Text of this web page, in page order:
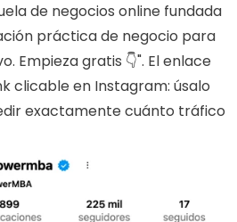
de negocios online fundada
práctica de negocio para
Empieza gratis 👇". El enlace
clicable en Instagram: úsalo
exactamente cuánto tráfico